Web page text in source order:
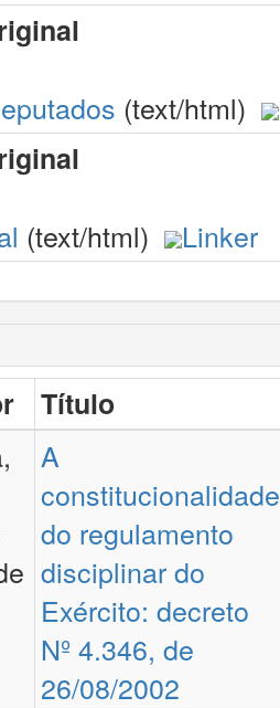
(text/html)
(text/html) Linker
Título
A
constitucionalidade
do regulamento
disciplinar do
Exército: decreto
Nº 4.346, de
26/08/2002